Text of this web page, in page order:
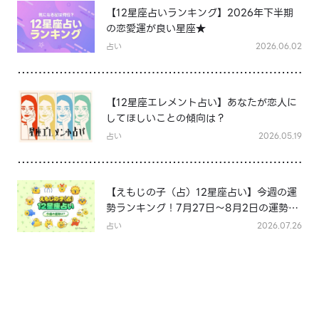
【12星座占いランキング】2026年下半期
の恋愛運が良い星座★
占い 2026.06.02
【12星座エレメント占い】あなたが恋人に
してほしいことの傾向は？
占い 2026.05.19
【えもじの子（占）12星座占い】今週の運
勢ランキング！7月27日～8月2日の運勢
は？
占い 2026.07.26